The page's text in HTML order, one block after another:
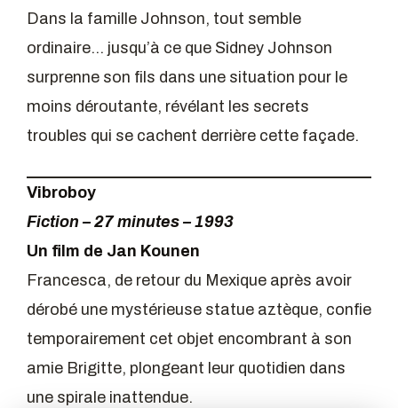
Dans la famille Johnson, tout semble
ordinaire… jusqu’à ce que Sidney Johnson
surprenne son fils dans une situation pour le
moins déroutante, révélant les secrets
troubles qui se cachent derrière cette façade.
Vibroboy
Fiction – 27 minutes – 1993
Un film de Jan Kounen
Francesca, de retour du Mexique après avoir
dérobé une mystérieuse statue aztèque, confie
temporairement cet objet encombrant à son
amie Brigitte, plongeant leur quotidien dans
une spirale inattendue.